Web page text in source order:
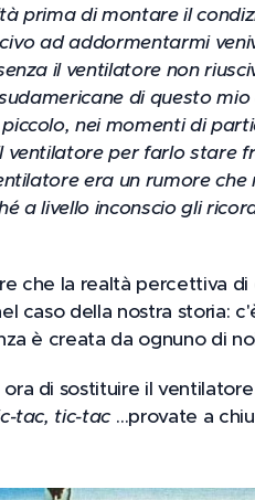
prima di montare il
ad addormentarmi
il ventilatore non
di questo
nei momenti di
ventilatore per farlo stare
era un rumore
a livello inconscio gli
che la realtà percettiva
caso della nostra storia:
è creata da ognuno di
di sostituire il
tac, tic-tac…provate a